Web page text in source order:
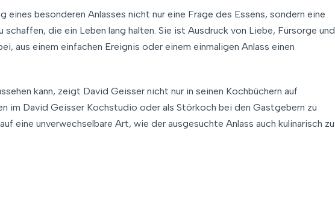
eines besonderen Anlasses nicht nur eine Frage des Essens, sondern eine
die ein Leben lang halten. Sie ist Ausdruck von Liebe, Fürsorge und
aus einem einfachen Ereignis oder einem einmaligen Anlass einen
kann, zeigt David Geisser nicht nur in seinen Kochbüchern auf
im David Geisser Kochstudio oder als Störkoch bei den Gastgebern zu
eine unverwechselbare Art, wie der ausgesuchte Anlass auch kulinarisch zu